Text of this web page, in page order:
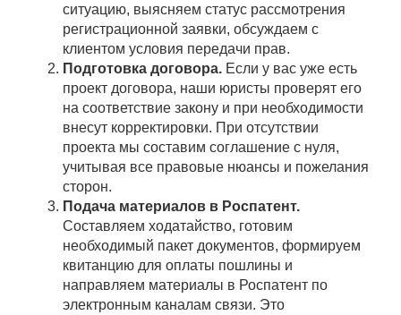
ситуацию, выясняем статус рассмотрения
регистрационной заявки, обсуждаем с
клиентом условия передачи прав.
Подготовка договора. Если у вас уже есть
проект договора, наши юристы проверят его
на соответствие закону и при необходимости
внесут корректировки. При отсутствии
проекта мы составим соглашение с нуля,
учитывая все правовые нюансы и пожелания
сторон.
Подача материалов в Роспатент.
Составляем ходатайство, готовим
необходимый пакет документов, формируем
квитанцию для оплаты пошлины и
направляем материалы в Роспатент по
электронным каналам связи. Это